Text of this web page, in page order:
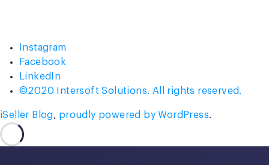
Instagram
Facebook
LinkedIn
©2020 Intersoft Solutions. All rights reserved.
iSeller Blog, proudly powered by WordPress.